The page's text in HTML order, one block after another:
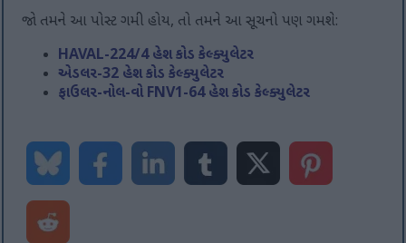
જો તમને આ પોસ્ટ ગમી હોય, તો તમને આ સૂચનો પણ ગમશે:
HAVAL-224/4 હેશ કોડ કેલ્ક્યુલેટર
એડલર-32 હેશ કોડ કેલ્ક્યુલેટર
ફાઉલર-નોલ-વો FNV1-64 હેશ કોડ કેલ્ક્યુલેટર